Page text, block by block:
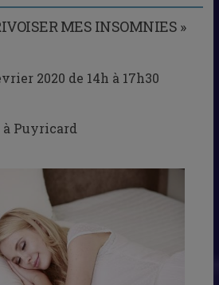
MES INSOMNIES »
2020 de 14h à 17h30
à Puyricard